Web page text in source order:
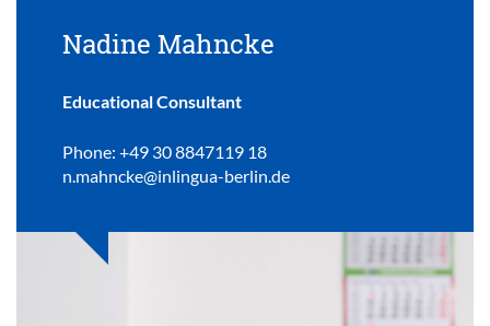
Nadine Mahncke
Educational Consultant
Phone: +49 30 8847119 18
n.mahncke@inlingua-berlin.de